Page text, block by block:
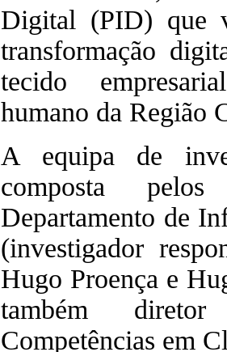
Digital (PID) que
transformação
tecido
humano da Região
A equipa de
composta
Departamento de
(investigador
Hugo Proença e
também
Competências em